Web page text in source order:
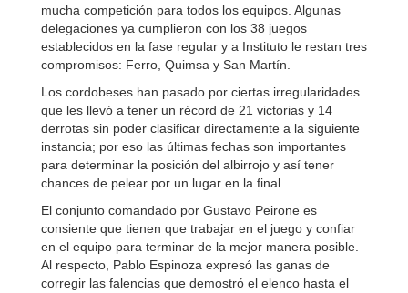
mucha competición para todos los equipos. Algunas
delegaciones ya cumplieron con los 38 juegos
establecidos en la fase regular y a Instituto le restan tres
compromisos: Ferro, Quimsa y San Martín.
Los cordobeses han pasado por ciertas irregularidades
que les llevó a tener un récord de 21 victorias y 14
derrotas sin poder clasificar directamente a la siguiente
instancia; por eso las últimas fechas son importantes
para determinar la posición del albirrojo y así tener
chances de pelear por un lugar en la final.
El conjunto comandado por Gustavo Peirone es
consiente que tienen que trabajar en el juego y confiar
en el equipo para terminar de la mejor manera posible.
Al respecto, Pablo Espinoza expresó las ganas de
corregir las falencias que demostró el elenco hasta el